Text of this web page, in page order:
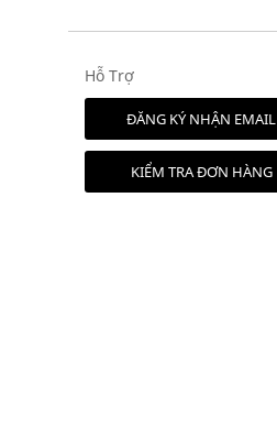
Hỗ Trợ
ĐĂNG KÝ NHẬN EMAIL
KIỂM TRA ĐƠN HÀNG